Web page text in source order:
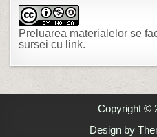
Preluarea materialelor se
sursei cu link.
Copyright ©
Design by